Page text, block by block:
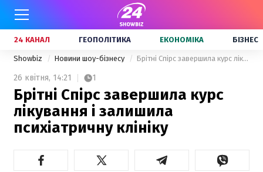
24 КАНАЛ ГЕОПОЛІТИКА ЕКОНОМІКА БІЗНЕС
Showbiz Новини шоу-бізнесу Брітні Спірс завершила курс лікування і залишила психіатричну клініку
26 квітня, 14:21 1
Брітні Спірс завершила курс
лікування і залишила
психіатричну клініку